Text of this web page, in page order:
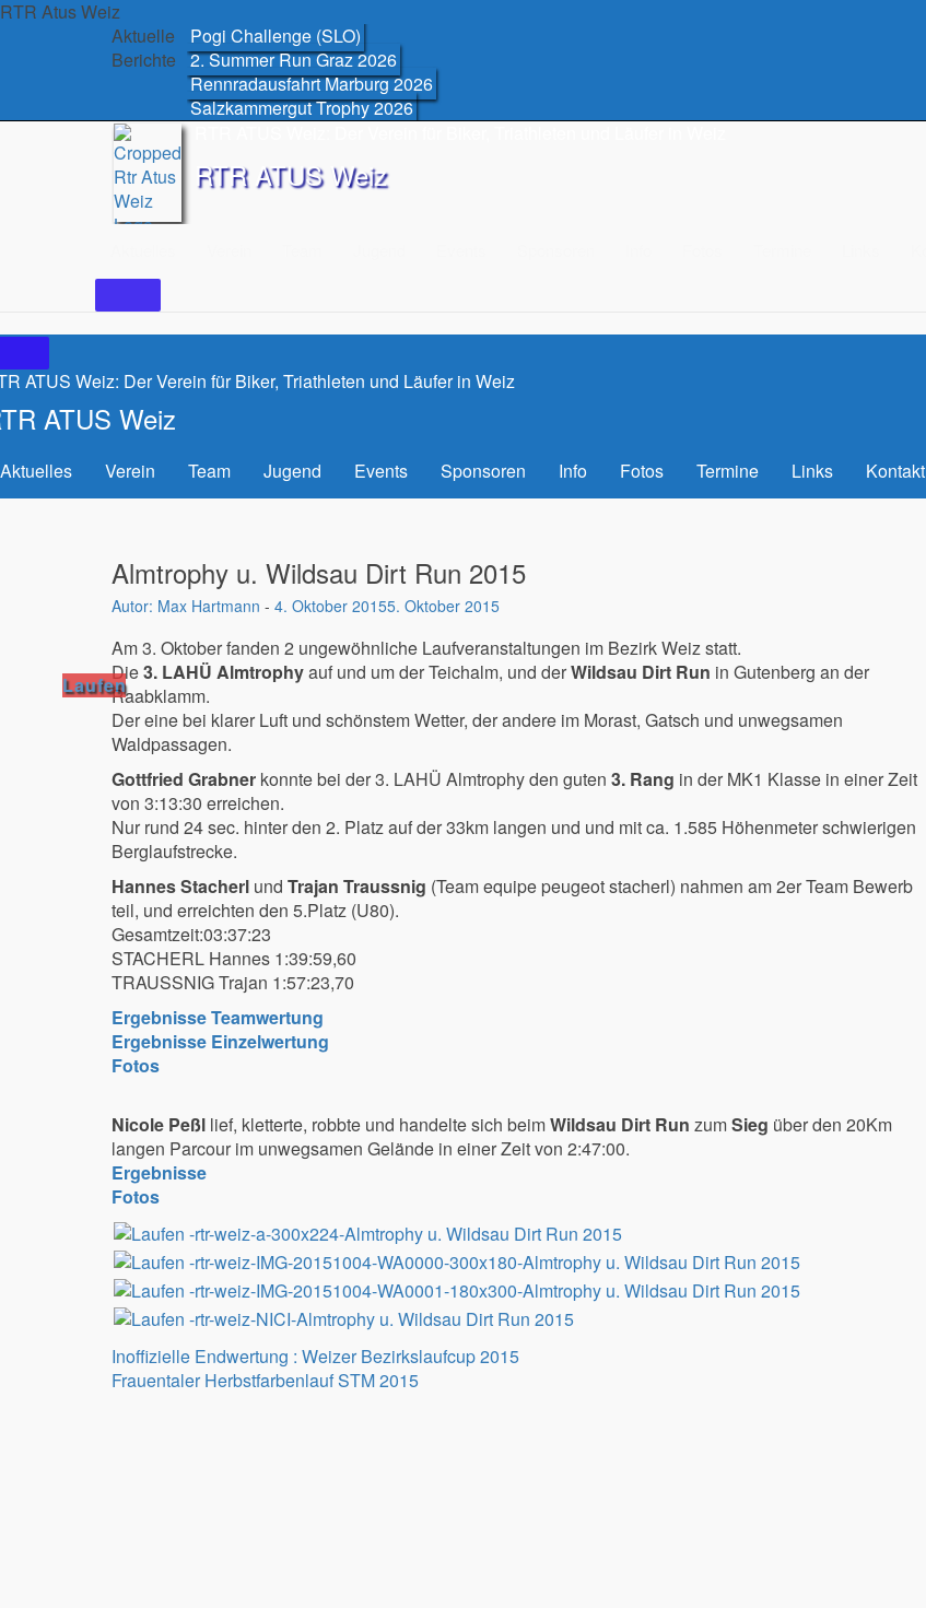
Skip
RTR Atus Weiz
Aktuelle
Berichte
Pogi Challenge (SLO)
2. Summer Run Graz 2026
Rennradausfahrt Marburg 2026
Salzkammergut Trophy 2026
RTR ATUS Weiz
ATUS Weiz: Der Verein für Biker, Triathleten und Läufer in Weiz
ATUS Weiz
Aktuelles Verein Team Jugend Events Sponsoren Info Fotos Termine Links Kontakt
Laufen
Almtrophy u. Wildsau Dirt Run 2015
Max Hartmann - 4. Oktober 20155. Oktober 2015
Am 3. Oktober fanden 2 ungewöhnliche Laufveranstaltungen im Bezirk Weiz statt.
Die3. LAHÜ Almtrophyauf und um der Teichalm, und derWildsau Dirt Run in Gutenberg an der
Raabklamm.
Der eine bei klarer Luft und schönstem Wetter, der andere im Morast, Gatsch und unwegsamen
Waldpassagen.
Gottfried Grabner konnte bei der 3. LAHÜ Almtrophy den guten 3. Rang in der MK1 Klasse in einer Zeit
von 3:13:30 erreichen.
Nur rund 24 sec. hinter den 2. Platz auf der 33km langen und und mit ca. 1.585 Höhenmeter schwierigen
Berglaufstrecke.
Hannes Stacherl und Trajan Traussnig (Team equipe peugeot stacherl) nahmen am 2er Team Bewerb
teil, und erreichten den 5.Platz (U80).
Gesamtzeit:03:37:23
STACHERL Hannes 1:39:59,60
TRAUSSNIG Trajan 1:57:23,70
Ergebnisse Teamwertung
Ergebnisse Einzelwertung
Fotos
Nicole Peßl lief, kletterte, robbte und handelte sich beimWildsau Dirt Run zumSieg über den 20Km
langen Parcour im unwegsamen Gelände in einer Zeit von 2:47:00.
Ergebnisse
Fotos
Beitragsnavigation
Inoffizielle Endwertung : Weizer Bezirkslaufcup 2015
Frauentaler Herbstfarbenlauf STM 2015